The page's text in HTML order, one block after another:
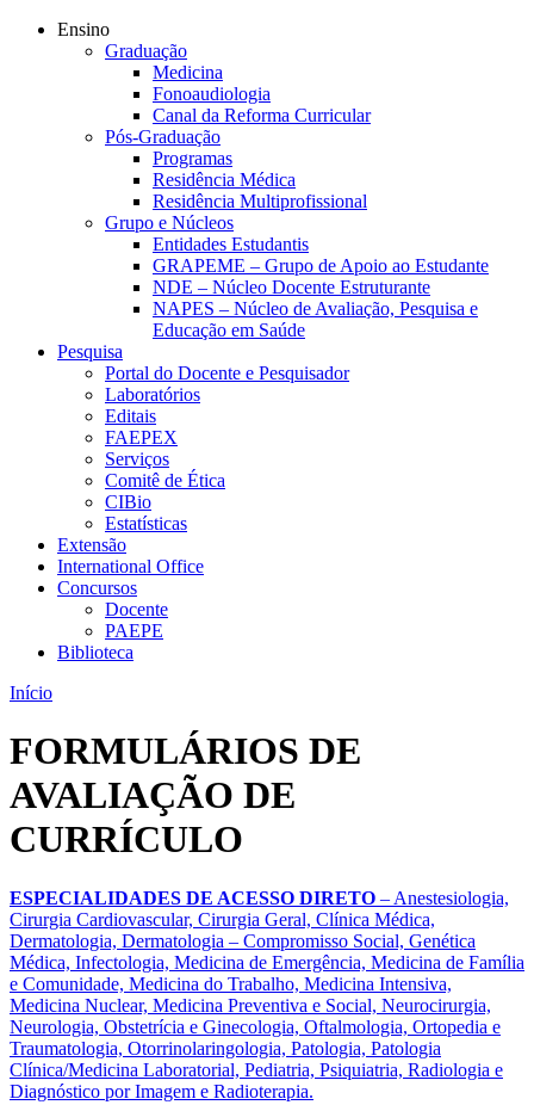
Ensino
Graduação
Medicina
Fonoaudiologia
Canal da Reforma Curricular
Pós-Graduação
Programas
Residência Médica
Residência Multiprofissional
Grupo e Núcleos
Entidades Estudantis
GRAPEME – Grupo de Apoio ao Estudante
NDE – Núcleo Docente Estruturante
NAPES – Núcleo de Avaliação, Pesquisa e
Educação em Saúde
Pesquisa
Portal do Docente e Pesquisador
Laboratórios
Editais
FAEPEX
Serviços
Comitê de Ética
CIBio
Estatísticas
Extensão
International Office
Concursos
Docente
PAEPE
Biblioteca
Início
FORMULÁRIOS DE
AVALIAÇÃO DE
CURRÍCULO
ESPECIALIDADES DE ACESSO DIRETO – Anestesiologia,
Cirurgia Cardiovascular, Cirurgia Geral, Clínica Médica,
Dermatologia, Dermatologia – Compromisso Social, Genética
Médica, Infectologia, Medicina de Emergência, Medicina de Família
e Comunidade, Medicina do Trabalho, Medicina Intensiva,
Medicina Nuclear, Medicina Preventiva e Social, Neurocirurgia,
Neurologia, Obstetrícia e Ginecologia, Oftalmologia, Ortopedia e
Traumatologia, Otorrinolaringologia, Patologia, Patologia
Clínica/Medicina Laboratorial, Pediatria, Psiquiatria, Radiologia e
Diagnóstico por Imagem e Radioterapia.